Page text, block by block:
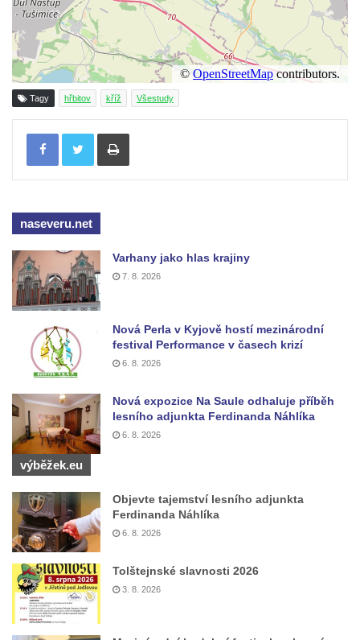
Kříž v centru Liběšic
Kříž na návsi v Chouči
Boží muka na rozcestí východně od Chouče
Kříž na návsi v Lužici
Kříž na návsi v Dobrčicích
Kříž u domu čp. 3 v Chrámcích
Kříž u polní cesty severozápadně od Kozel
Údajný kříž na návsi v Kozlech
Kříž východně od Oparna u cesty na Lovoš
Pamětní kříž na Lovoši
Kříž na rozcestí u domu čp. 49 ve Svojkově
Centrální kříž bývalého hřbitova v Horním
Chlumu
Kříž jižně od Prysku
Boží muka svatého Floriána v Mezné
Neugebauerův kříž východně od Sloupu v
Čechách
Kříž u kostela Zvěstování Panny Marie v
Duchcově
Údajný kříž před kostelem svatých Petra a
Pavla v Jeníkově
Kříž na návsi v Jeníkově
Kříž na křižovatce v Teplické ulici v Lahošti
Kříž U Pěti lip na pastvině severovýchodně
od Mikulášovic
Kříž na rozcestí u domu čp. 123 v
Tagy hřbitov kříž Všestudy
Tisknout
naseveru.net
Varhany jako hlas krajiny
7. 8. 2026
Nová Perla v Kyjově hostí mezinárodní
festival Performance v časech krizí
6. 8. 2026
Nová expozice Na Saule odhaluje příběh
lesního adjunkta Ferdinanda Náhlíka
6. 8. 2026
výběžek.eu
Objevte tajemství lesního adjunkta
Ferdinanda Náhlíka
6. 8. 2026
Tolštejnské slavnosti 2026
3. 8. 2026